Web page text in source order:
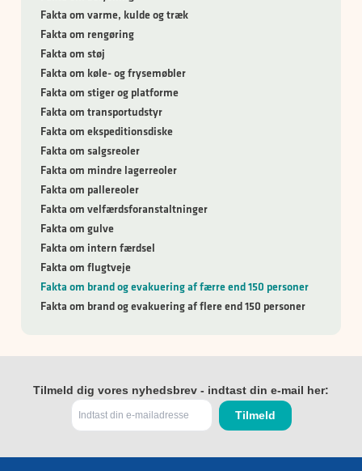
Fakta om varme, kulde og træk
Fakta om rengøring
Fakta om støj
Fakta om køle- og frysemøbler
Fakta om stiger og platforme
Fakta om transportudstyr
Fakta om ekspeditionsdiske
Fakta om salgsreoler
Fakta om mindre lagerreoler
Fakta om pallereoler
Fakta om velfærdsforanstaltninger
Fakta om gulve
Fakta om intern færdsel
Fakta om flugtveje
Fakta om brand og evakuering af færre end 150 personer
Fakta om brand og evakuering af flere end 150 personer
Tilmeld dig vores nyhedsbrev - indtast din e-mail her: